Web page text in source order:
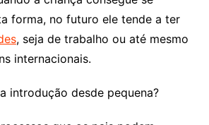
forma, no futuro ele tende a ter
, seja de trabalho ou até mesmo
internacionais.
introdução desde pequena?